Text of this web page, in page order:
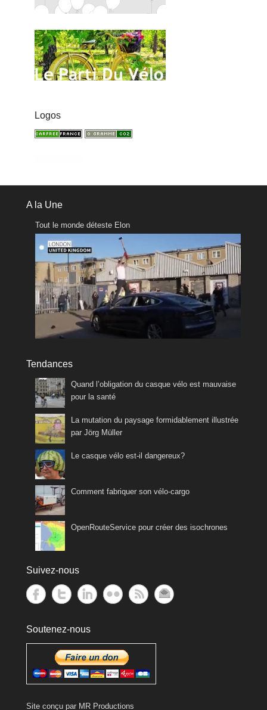
Logos
A la Une
Tout le monde déteste Elon
Tendances
Quand l’obligation du casque vélo est mauvaise
pour la santé
La mutation du paysage formidablement illustrée
par Jörg Müller
Le casque vélo est-il dangereux?
Comment fabriquer son vélo-cargo
OpenRouteService pour créer des isochrones
Suivez-nous
Soutenez-nous
Site conçu par MR Productions